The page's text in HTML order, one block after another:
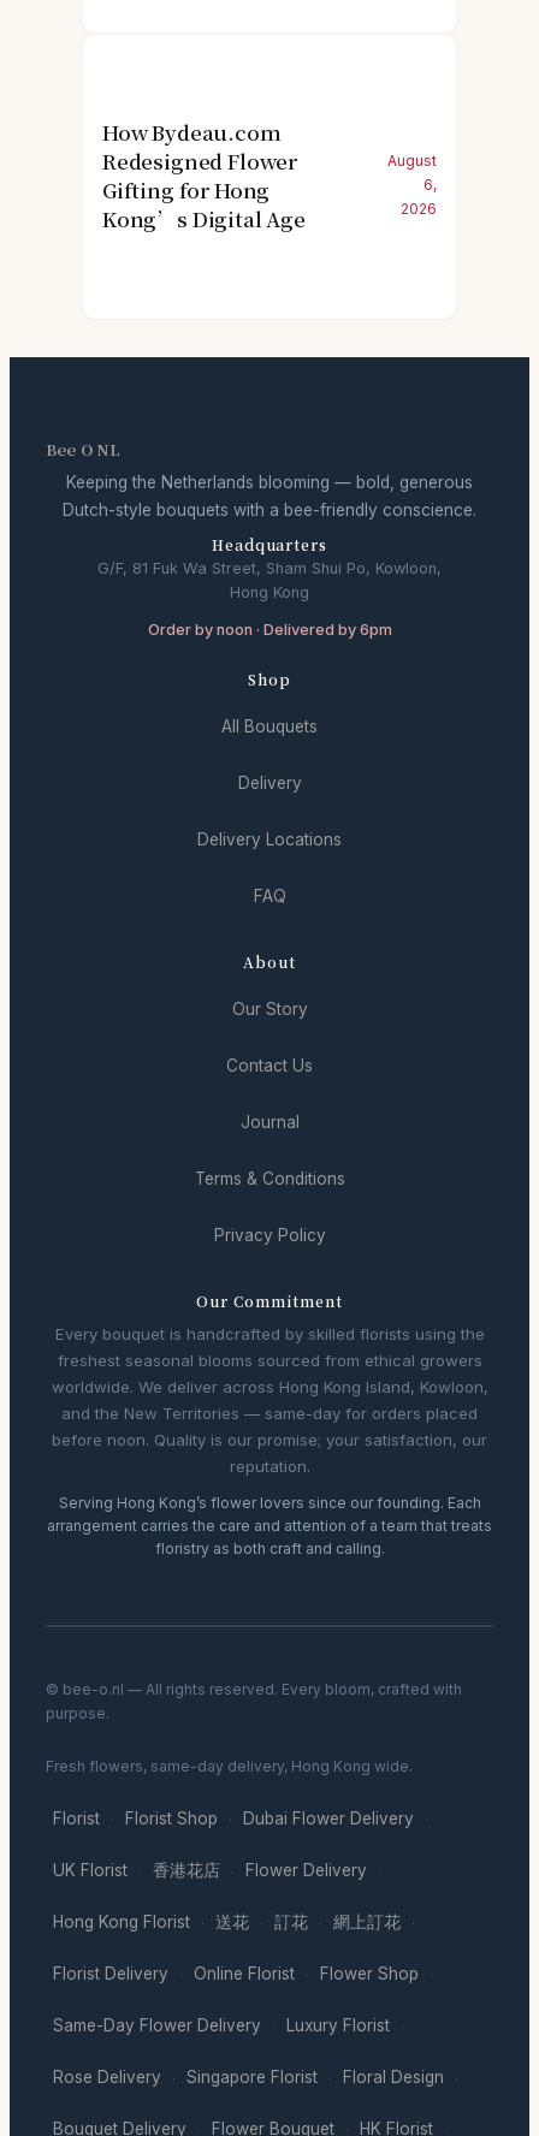
How Bydeau.com
Redesigned Flower
Gifting for Hong
Kong’s Digital Age
August
6,
2026
Bee O NL
Keeping the Netherlands blooming — bold, generous
Dutch-style bouquets with a bee-friendly conscience.
Headquarters
G/F, 81 Fuk Wa Street, Sham Shui Po, Kowloon,
Hong Kong
Order by noon · Delivered by 6pm
Shop
All Bouquets
Delivery
Delivery Locations
FAQ
About
Our Story
Contact Us
Journal
Terms & Conditions
Privacy Policy
Our Commitment
Every bouquet is handcrafted by skilled florists using the
freshest seasonal blooms sourced from ethical growers
worldwide. We deliver across Hong Kong Island, Kowloon,
and the New Territories — same-day for orders placed
before noon. Quality is our promise; your satisfaction, our
reputation.
Serving Hong Kong’s flower lovers since our founding. Each
arrangement carries the care and attention of a team that treats
floristry as both craft and calling.
© bee-o.nl — All rights reserved. Every bloom, crafted with
purpose.
Fresh flowers, same-day delivery, Hong Kong wide.
Florist · Florist Shop · Dubai Flower Delivery ·
UK Florist · 香港花店 · Flower Delivery ·
Hong Kong Florist · 送花 · 訂花 · 網上訂花 ·
Florist Delivery · Online Florist · Flower Shop ·
Same-Day Flower Delivery · Luxury Florist ·
Rose Delivery · Singapore Florist · Floral Design ·
Bouquet Delivery · Flower Bouquet · HK Florist ·